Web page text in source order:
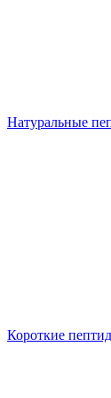
Натуральные
Короткие